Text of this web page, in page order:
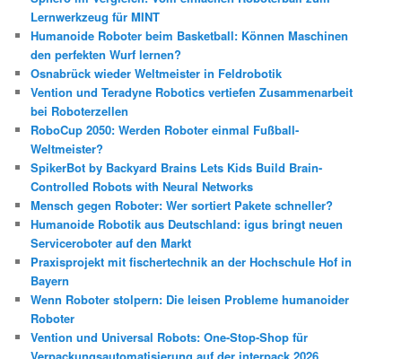
Lernwerkzeug für MINT
Humanoide Roboter beim Basketball: Können Maschinen
den perfekten Wurf lernen?
Osnabrück wieder Weltmeister in Feldrobotik
Vention und Teradyne Robotics vertiefen Zusammenarbeit
bei Roboterzellen
RoboCup 2050: Werden Roboter einmal Fußball-
Weltmeister?
SpikerBot by Backyard Brains Lets Kids Build Brain-
Controlled Robots with Neural Networks
Mensch gegen Roboter: Wer sortiert Pakete schneller?
Humanoide Robotik aus Deutschland: igus bringt neuen
Serviceroboter auf den Markt
Praxisprojekt mit fischertechnik an der Hochschule Hof in
Bayern
Wenn Roboter stolpern: Die leisen Probleme humanoider
Roboter
Vention und Universal Robots: One-Stop-Shop für